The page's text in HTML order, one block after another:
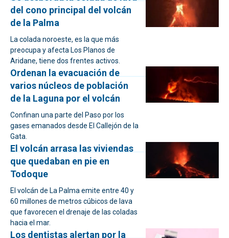
del cono principal del volcán
de la Palma
La colada noroeste, es la que más
preocupa y afecta Los Planos de
Aridane, tiene dos frentes activos.
Ordenan la evacuación de
varios núcleos de población
de la Laguna por el volcán
Confinan una parte del Paso por los
gases emanados desde El Callejón de la
Gata.
El volcán arrasa las viviendas
que quedaban en pie en
Todoque
El volcán de La Palma emite entre 40 y
60 millones de metros cúbicos de lava
que favorecen el drenaje de las coladas
hacia el mar.
Los dentistas alertan por la